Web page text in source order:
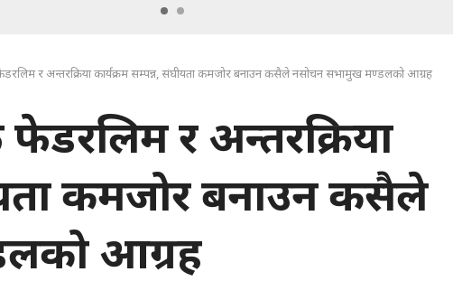
र अन्तरक्रिया कार्यक्रम सम्पन्न, संघीयता कमजोर बनाउन कसैले नसोचन सभामुख मण्डलको आग्रह
फेडरलिम र अन्तरक्रिया
कमजोर बनाउन कसैले
आग्रह